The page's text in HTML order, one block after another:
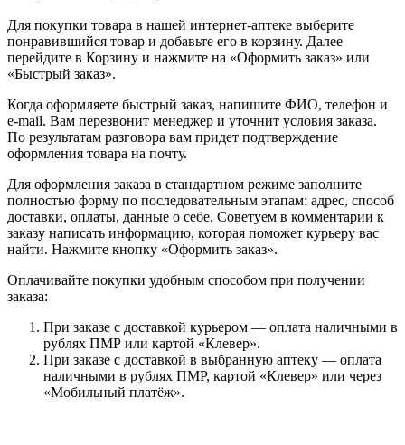
Для покупки товара в нашей интернет-аптеке выберите
понравившийся товар и добавьте его в корзину. Далее
перейдите в Корзину и нажмите на «Оформить заказ» или
«Быстрый заказ».
Когда оформляете быстрый заказ, напишите ФИО, телефон и
e-mail. Вам перезвонит менеджер и уточнит условия заказа.
По результатам разговора вам придет подтверждение
оформления товара на почту.
Для оформления заказа в стандартном режиме заполните
полностью форму по последовательным этапам: адрес, способ
доставки, оплаты, данные о себе. Советуем в комментарии к
заказу написать информацию, которая поможет курьеру вас
найти. Нажмите кнопку «Оформить заказ».
Оплачивайте покупки удобным способом при получении
заказа:
При заказе с доставкой курьером — оплата наличными в
рублях ПМР или картой «Клевер».
При заказе с доставкой в выбранную аптеку — оплата
наличными в рублях ПМР, картой «Клевер» или через
«Мобильный платёж».